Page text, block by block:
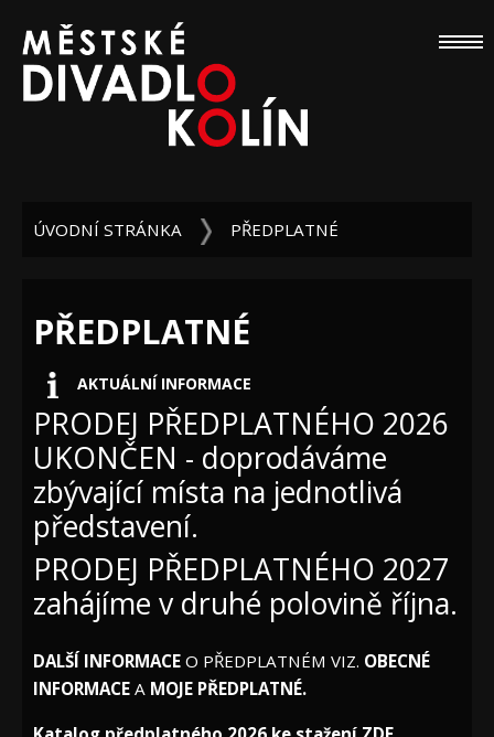
ÚVODNÍ STRÁNKA PŘEDPLATNÉ
PŘEDPLATNÉ
AKTUÁLNÍ INFORMACE
PRODEJ PŘEDPLATNÉHO 2026
UKONČEN - doprodáváme
zbývající místa na jednotlivá
představení.
PRODEJ PŘEDPLATNÉHO 2027
zahájíme v druhé polovině října.
DALŠÍ INFORMACE O PŘEDPLATNÉM VIZ. OBECNÉ
INFORMACE A MOJE PŘEDPLATNÉ.